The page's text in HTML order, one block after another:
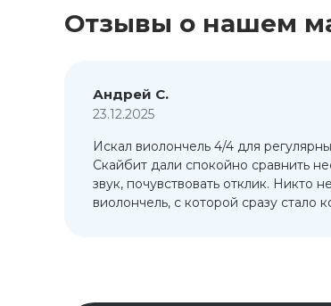
Отзывы о нашем
Андрей С.
23.12.2025
Искал виолончель 4/4 для
Скайбит дали спокойно сравнить
звук, почувствовать отклик. Никто
виолончель, с которой сразу стало